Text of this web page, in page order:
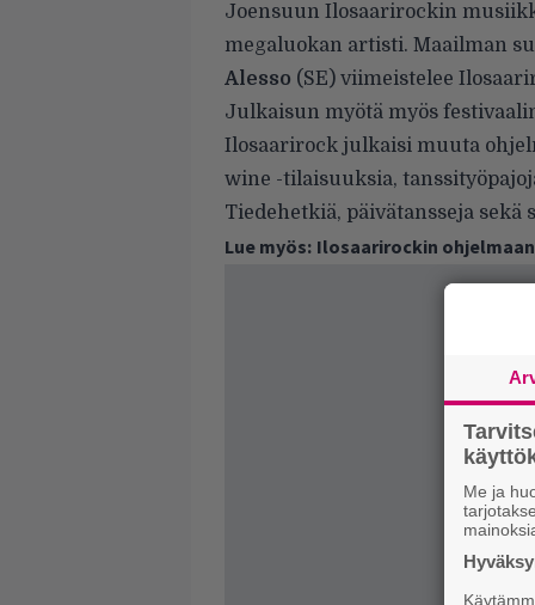
Joensuun Ilosaarirockin
megaluokan artisti. Maailman
Alesso (SE) viimeistelee
Julkaisun myötä myös
Ilosaarirock julkaisi muuta
wine -tilaisuuksia,
Tiedehetkiä, päivätansseja sekä
Lue myös: Ilosaarirockin
Me ja